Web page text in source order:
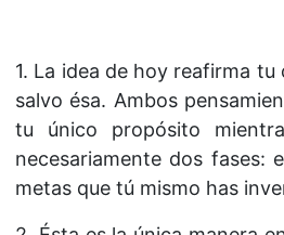
1. La idea de hoy reafirma
salvo ésa. Ambos
tu único propósito
necesariamente dos fases:
metas que tú mismo has